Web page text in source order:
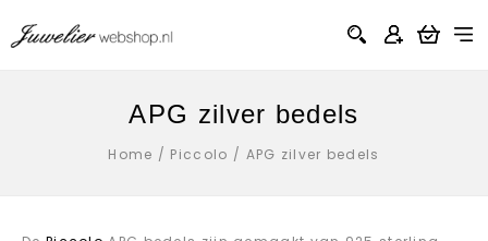
APG zilver bedels
Home / Piccolo / APG zilver bedels